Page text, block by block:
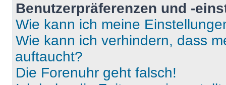
Benutzerpräferenzen und -
Wie kann ich meine
Wie kann ich verhindern, dass
auftaucht?
Die Forenuhr geht falsch!